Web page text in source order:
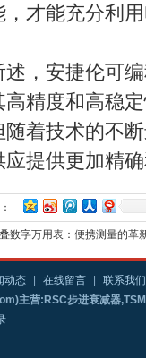
，才能充分利
述，安捷伦可
高精度和高稳
随着技术的不
应提供更加精
数字万用表：便携测量的革
动态 在线留言
联系我们
主营:RSC步进衰减器